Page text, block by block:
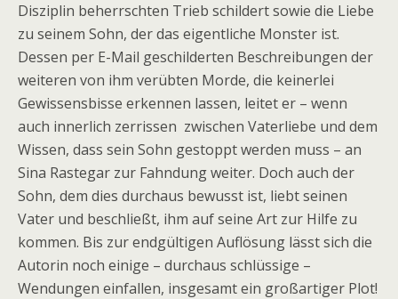
Disziplin beherrschten Trieb schildert sowie die Liebe
zu seinem Sohn, der das eigentliche Monster ist.
Dessen per E-Mail geschilderten Beschreibungen der
weiteren von ihm verübten Morde, die keinerlei
Gewissensbisse erkennen lassen, leitet er – wenn
auch innerlich zerrissen zwischen Vaterliebe und dem
Wissen, dass sein Sohn gestoppt werden muss – an
Sina Rastegar zur Fahndung weiter. Doch auch der
Sohn, dem dies durchaus bewusst ist, liebt seinen
Vater und beschließt, ihm auf seine Art zur Hilfe zu
kommen. Bis zur endgültigen Auflösung lässt sich die
Autorin noch einige – durchaus schlüssige –
Wendungen einfallen, insgesamt ein großartiger Plot!